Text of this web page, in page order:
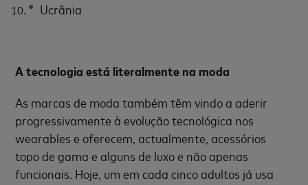
Ucrânia
A tecnologia está literalmente na moda
As marcas de moda também têm vindo a aderir
progressivamente à evolução tecnológica nos
wearables e oferecem, actualmente, acessórios
topo de gama e alguns de luxo e não apenas
funcionais. Hoje, um em cada cinco adultos já usa